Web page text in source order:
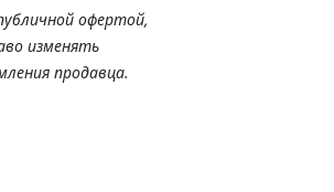
офертой,
изменять
продавца.